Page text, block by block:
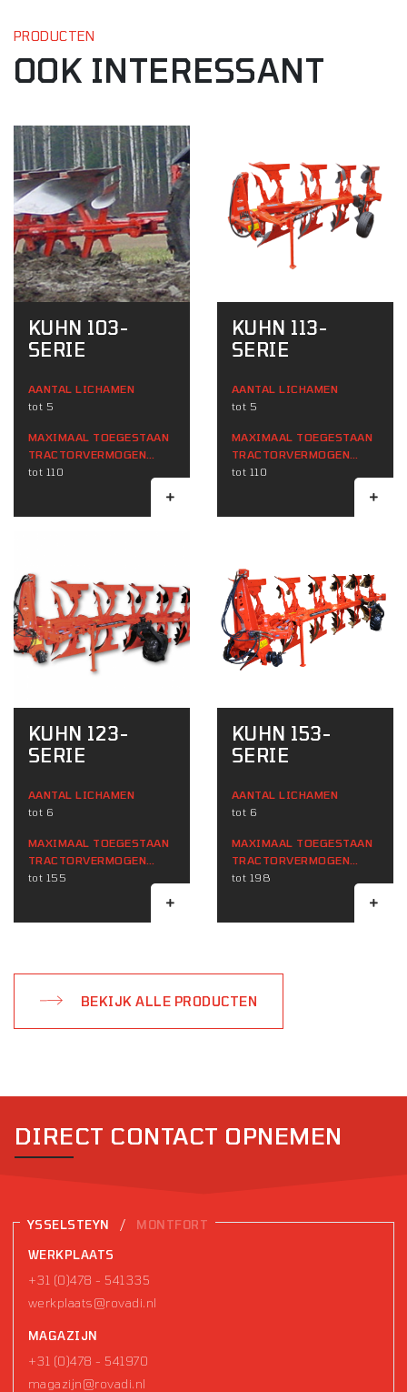
PRODUCTEN
OOK INTERESSANT
KUHN 103-
SERIE
AANTAL LICHAMEN
tot 5
MAXIMAAL TOEGESTAAN ​​
TRACTORVERMOGEN
(KW)
tot 110
KUHN 113-
SERIE
AANTAL LICHAMEN
tot 5
MAXIMAAL TOEGESTAAN ​​
TRACTORVERMOGEN
(KW)
tot 110
KUHN 123-
SERIE
AANTAL LICHAMEN
tot 6
MAXIMAAL TOEGESTAAN ​​
TRACTORVERMOGEN
(KW)
tot 155
KUHN 153-
SERIE
AANTAL LICHAMEN
tot 6
MAXIMAAL TOEGESTAAN ​​
TRACTORVERMOGEN
(KW)
tot 198
BEKIJK ALLE PRODUCTEN
DIRECT CONTACT OPNEMEN
YSSELSTEYN / MONTFORT
WERKPLAATS
+31 (0)478 - 541335
werkplaats@rovadi.nl
MAGAZIJN
+31 (0)478 - 541970
magazijn@rovadi.nl